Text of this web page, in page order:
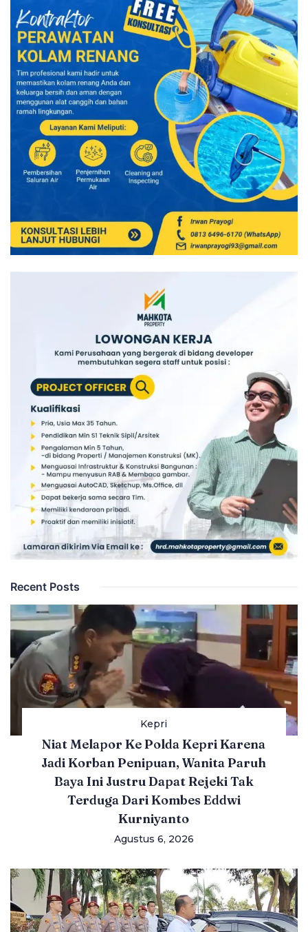
Recent Posts
Kepri
Niat Melapor Ke Polda Kepri Karena
Jadi Korban Penipuan, Wanita Paruh
Baya Ini Justru Dapat Rejeki Tak
Terduga Dari Kombes Eddwi
Kurniyanto
Agustus 6, 2026